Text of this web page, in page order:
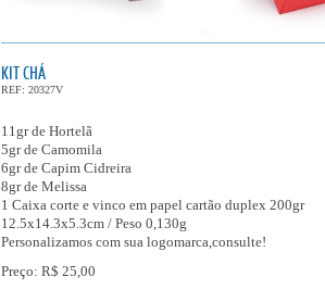
KIT CHÁ
REF: 20327V
11gr de Hortelã
5gr de Camomila
6gr de Capim Cidreira
8gr de Melissa
1 Caixa corte e vinco em papel cartão duplex 200gr
12.5x14.3x5.3cm / Peso 0,130g
Personalizamos com sua logomarca,consulte!
Preço: R$ 25,00